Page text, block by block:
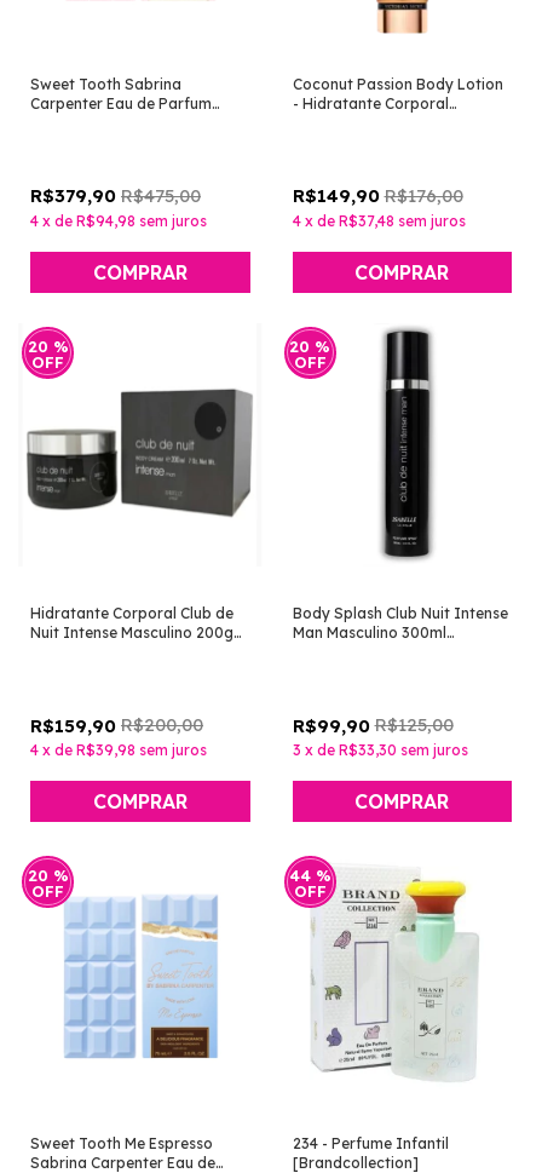
Sweet Tooth Sabrina
Carpenter Eau de Parfum
R$379,90 R$475,00
4 x de R$94,98 sem juros
Coconut Passion Body Lotion
- Hidratante Corporal
R$149,90 R$176,00
4 x de R$37,48 sem juros
20 %
OFF
Hidratante Corporal Club de
Nuit Intense Masculino 200g
R$159,90 R$200,00
4 x de R$39,98 sem juros
20 %
OFF
Body Splash Club Nuit Intense
Man Masculino 300ml
R$99,90 R$125,00
3 x de R$33,30 sem juros
20 %
OFF
Sweet Tooth Me Espresso
Sabrina Carpenter Eau de
44 %
OFF
234 - Perfume Infantil
[Brandcollection]